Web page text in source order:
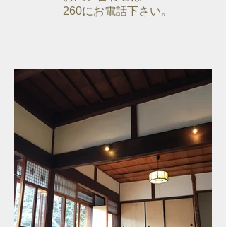
260にお電話下さい。